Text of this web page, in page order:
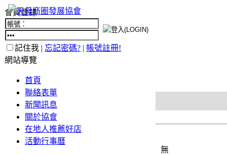
會員登錄
記住我 | 忘記密碼? | 帳號註冊!
網站導覽
首頁
聯絡表單
新聞訊息
關於協會
在地人推薦好店
活動行事曆
無